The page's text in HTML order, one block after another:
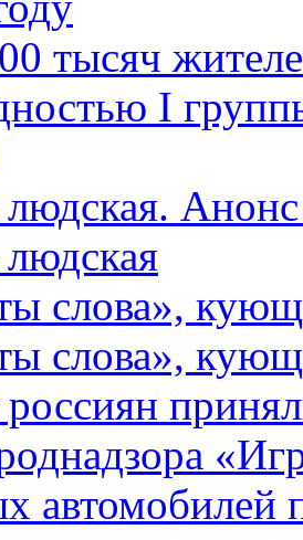
тысяч
I
слова»,
слова»,
автомобилей